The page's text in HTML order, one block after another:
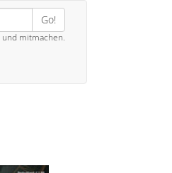
Go!
und mitmachen.